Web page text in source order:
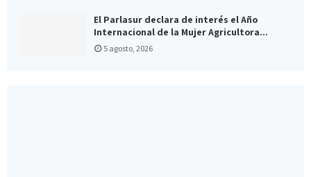
El Parlasur declara de interés el Año
Internacional de la Mujer Agricultora...
5 agosto, 2026